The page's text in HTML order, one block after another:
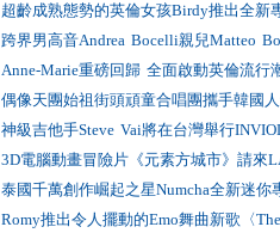
超齡成熟態勢的英倫女孩Birdy推出全新
跨界男高音Andrea Bocelli親兒Matteo
Anne-Marie重磅回歸 全面啟動英倫流行
偶像天團始祖街頭頑童合唱團攜手韓國
神級吉他手Steve Vai將在台灣舉行
3D電腦動畫冒險片《元素方城市》請來
泰國千萬創作崛起之星Numcha全新迷
Romy推出令人擺動的Emo舞曲新歌〈The